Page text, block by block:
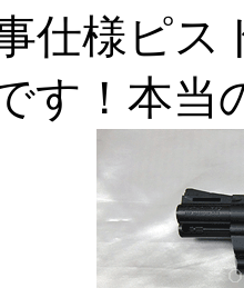
仕様ピス
す！本当